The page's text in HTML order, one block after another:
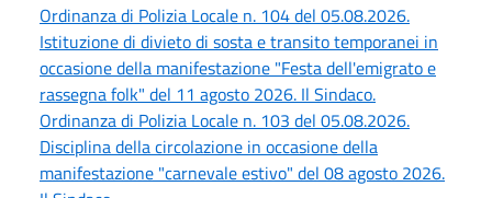
Ordinanza di Polizia Locale n. 104 del 05.08.2026.
Istituzione di divieto di sosta e transito temporanei in
occasione della manifestazione "Festa dell'emigrato e
rassegna folk" del 11 agosto 2026. Il Sindaco.
Ordinanza di Polizia Locale n. 103 del 05.08.2026.
Disciplina della circolazione in occasione della
manifestazione "carnevale estivo" del 08 agosto 2026.